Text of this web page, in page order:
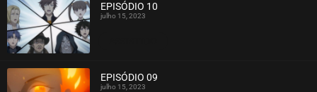
EPISÓDIO 10
julho 15, 2023
EPISÓDIO 09
julho 15, 2023